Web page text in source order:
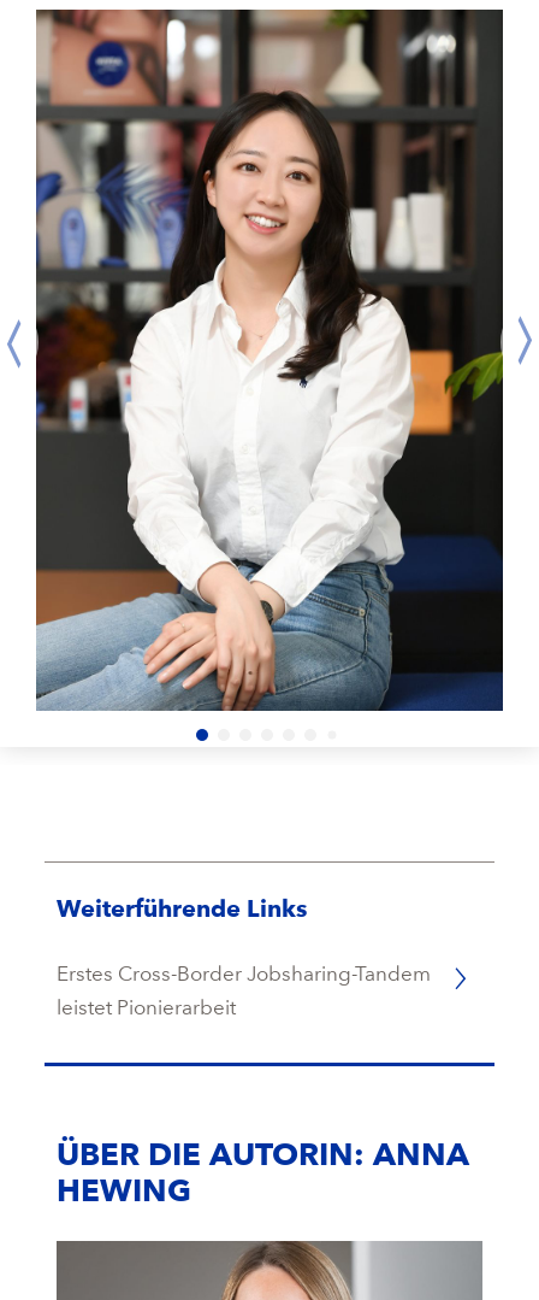
Weiterführende Links
Erstes Cross-Border Jobsharing-Tandem
leistet Pionierarbeit
ÜBER DIE AUTORIN: ANNA
HEWING